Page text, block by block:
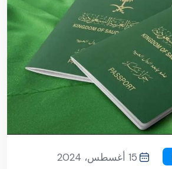
15 أغسطس، 2024